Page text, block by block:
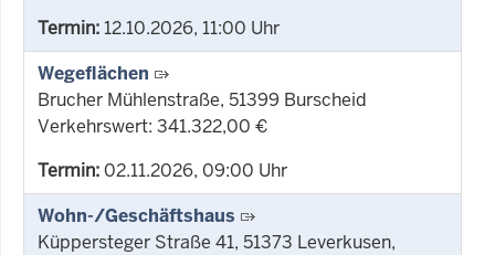
Termin:12.10.2026, 11:00 Uhr
Wegeflächen
Brucher Mühlenstraße, 51399 Burscheid
Verkehrswert: 341.322,00 €
Termin:02.11.2026, 09:00 Uhr
Wohn-/Geschäftshaus
Küppersteger Straße 41, 51373 Leverkusen,